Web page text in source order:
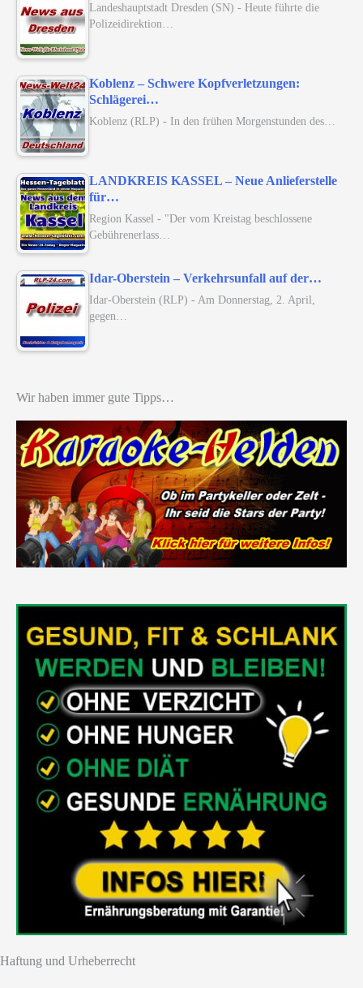
Landeshauptstadt Dresden (SN) - Heute führte die
Polizeidirektion…
Koblenz – Schwere Kopfverletzungen:
Schlägerei…
Koblenz (RLP) - In den frühen Morgenstunden des…
LANDKREIS KASSEL – Neue Anlieferstelle
für…
Region Kassel - "Der vom Kreistag beschlossene
Gebührenerlass…
Idar-Oberstein – Verkehrsunfall auf der…
Idar-Oberstein (RLP) - Am Donnerstag, 2. April,
gegen…
Wir haben immer gute Tipps…
Haftung und Urheberrecht